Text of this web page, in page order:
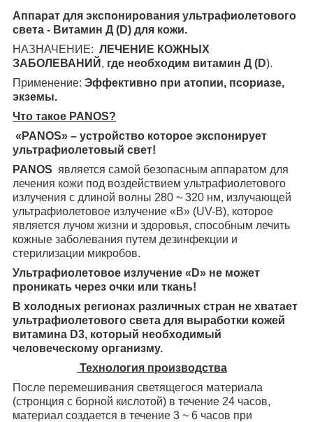
Аппарат для экспонирования ультрафиолетового
света - Витамин Д (D) для кожи.
НАЗНАЧЕНИЕ: ЛЕЧЕНИЕ КОЖНЫХ
ЗАБОЛЕВАНИЙ , где необходим витамин Д (D).
Применение: Эффективно при атопии, псориазе,
экземы.
Что такое PANOS?
« PANOS» – устройство которое экспонирует
ультрафиолетовый свет!
PANOS является самой безопасным аппаратом для
лечения кожи под воздействием ультрафиолетового
излучения с длиной волны 280 ~ 320 нм, излучающей
ультрафиолетовое излучение «B» (UV-B), которое
является лучом жизни и здоровья, способным лечить
кожные заболевания путем дезинфекции и
стерилизации микробов.
Ультрафиолетовое излучение «D» не может
проникать через очки или ткань!
В холодных регионах различных стран не хватает
ультрафиолетового света для выработки кожей
витамина D3, который необходимый
человеческому организму.
Технология производства
После перемешивания светящегося материала
(стронция с борной кислотой) в течение 24 часов,
материал создается в течение 3 ~ 6 часов при